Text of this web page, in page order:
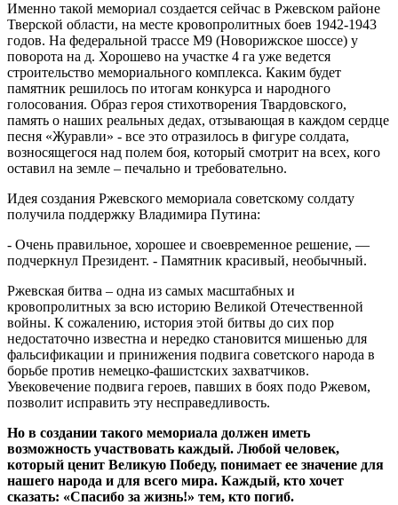
Именно такой мемориал создается сейчас в Ржевском районе
Тверской области, на месте кровопролитных боев 1942-1943
годов. На федеральной трассе М9 (Новорижское шоссе) у
поворота на д. Хорошево на участке 4 га уже ведется
строительство мемориального комплекса. Каким будет
памятник решилось по итогам конкурса и народного
голосования. Образ героя стихотворения Твардовского,
память о наших реальных дедах, отзывающая в каждом сердце
песня «Журавли» - все это отразилось в фигуре солдата,
возносящегося над полем боя, который смотрит на всех, кого
оставил на земле – печально и требовательно.
Идея создания Ржевского мемориала советскому солдату
получила поддержку Владимира Путина:
- Очень правильное, хорошее и своевременное решение, —
подчеркнул Президент. - Памятник красивый, необычный.
Ржевская битва – одна из самых масштабных и
кровопролитных за всю историю Великой Отечественной
войны. К сожалению, история этой битвы до сих пор
недостаточно известна и нередко становится мишенью для
фальсификации и принижения подвига советского народа в
борьбе против немецко-фашистских захватчиков.
Увековечение подвига героев, павших в боях подо Ржевом,
позволит исправить эту несправедливость.
Но в создании такого мемориала должен иметь
возможность участвовать каждый. Любой человек,
который ценит Великую Победу, понимает ее значение для
нашего народа и для всего мира. Каждый, кто хочет
сказать: «Спасибо за жизнь!» тем, кто погиб.